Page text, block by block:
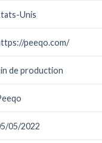
Unis
peeqo.com/
de production
05/2022